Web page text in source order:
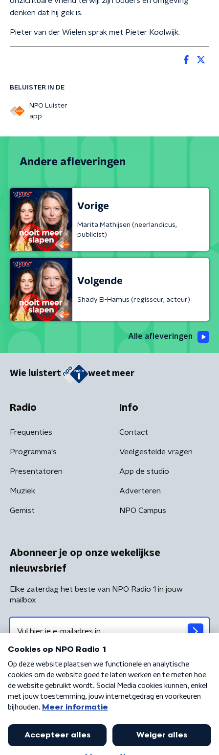
BELUISTER IN DE
NPO Luister
app
denken dat hij gek is.
Pieter van der Wielen sprak met Pieter Koolwijk.
Andere afleveringen
Vorige
Marita Mathijsen (neerlandicus,
publicist)
Volgende
Shady El-Hamus (regisseur, acteur)
Alle afleveringen
Wie luistert weet meer
Radio
Frequenties
Programma's
Presentatoren
Muziek
Gemist
Info
Contact
Veelgestelde vragen
App de studio
Adverteren
NPO Campus
Abonneer je op onze wekelijkse
nieuwsbrief
Elke zaterdag het beste van NPO Radio 1 in jouw
mailbox
Algemene voorwaarden